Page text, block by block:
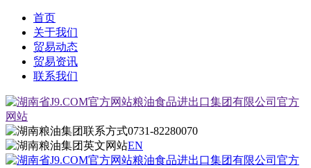
首页
关于我们
贸易动态
贸易资讯
联系我们
0731-82280070
EN